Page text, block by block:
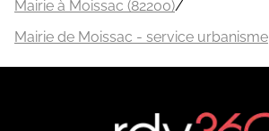
Mairie à Moissac (82200)/
Mairie de Moissac - service urbanisme